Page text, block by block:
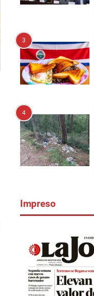
3
4
Impreso